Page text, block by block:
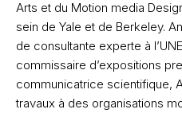
Arts et du Motion media
sein de Yale et de Berkeley.
de consultante experte à
commissaire d’expositions
communicatrice scientifique,
travaux à des organisations